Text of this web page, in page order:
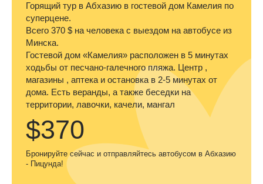
Горящий тур в Абхазию в гостевой дом Камелия по
суперцене.
Всего 370 $ на человека с выездом на автобусе из
Минска.
Гостевой дом «Камелия» расположен в 5 минутах
ходьбы от песчано-галечного пляжа. Центр ,
магазины , аптека и остановка в 2-5 минутах от
дома. Есть веранды, а также беседки на
территории, лавочки, качели, мангал
$370
Бронируйте сейчас и отправляйтесь автобусом в Абхазию
- Пицунда!